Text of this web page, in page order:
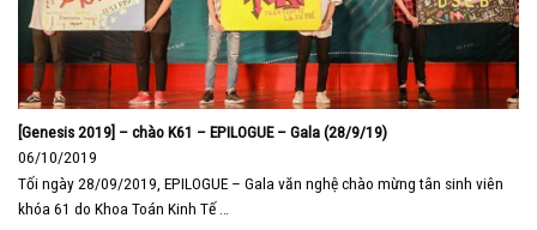
[Genesis 2019] – chào K61 – EPILOGUE – Gala (28/9/19)
06/10/2019
Tối ngày 28/09/2019, EPILOGUE – Gala văn nghệ chào mừng tân sinh viên
khóa 61 do Khoa Toán Kinh Tế …